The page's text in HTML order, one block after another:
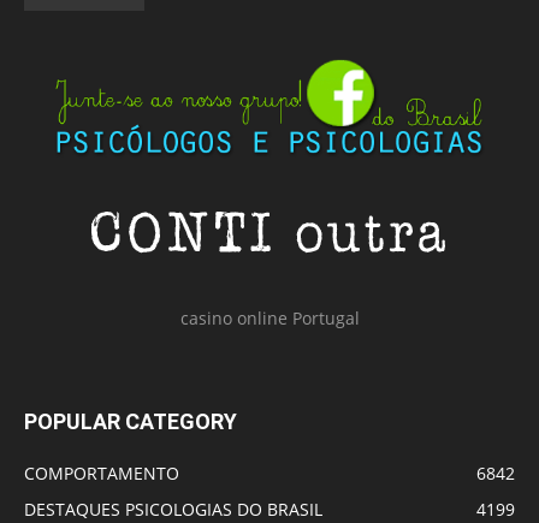
casino online Portugal
POPULAR CATEGORY
COMPORTAMENTO
6842
DESTAQUES PSICOLOGIAS DO BRASIL
4199